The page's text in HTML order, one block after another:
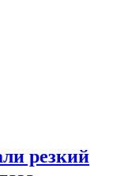
резкий